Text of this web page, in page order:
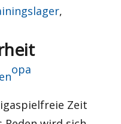
,
Autor
opa
Zeit